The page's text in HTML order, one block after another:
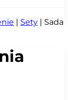
| Sety | Sada